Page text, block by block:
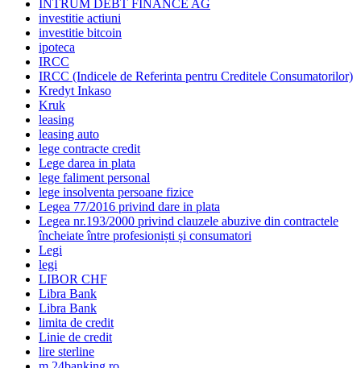
INTRUM DEBT FINANCE AG
investitie actiuni
investitie bitcoin
ipoteca
IRCC
IRCC (Indicele de Referinta pentru Creditele Consumatorilor)
Kredyt Inkaso
Kruk
leasing
leasing auto
lege contracte credit
Lege darea in plata
lege faliment personal
lege insolventa persoane fizice
Legea 77/2016 privind dare in plata
Legea nr.193/2000 privind clauzele abuzive din contractele
încheiate între profesioniști și consumatori
Legi
legi
LIBOR CHF
Libra Bank
Libra Bank
limita de credit
Linie de credit
lire sterline